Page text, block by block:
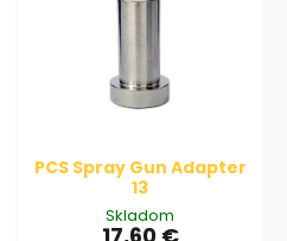
PCS Spray Gun Adapter
13
Skladom
17,60 €